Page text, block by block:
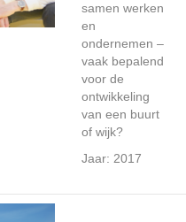
samen werken
en
ondernemen –
vaak bepalend
voor de
ontwikkeling
van een buurt
of wijk?
Jaar: 2017